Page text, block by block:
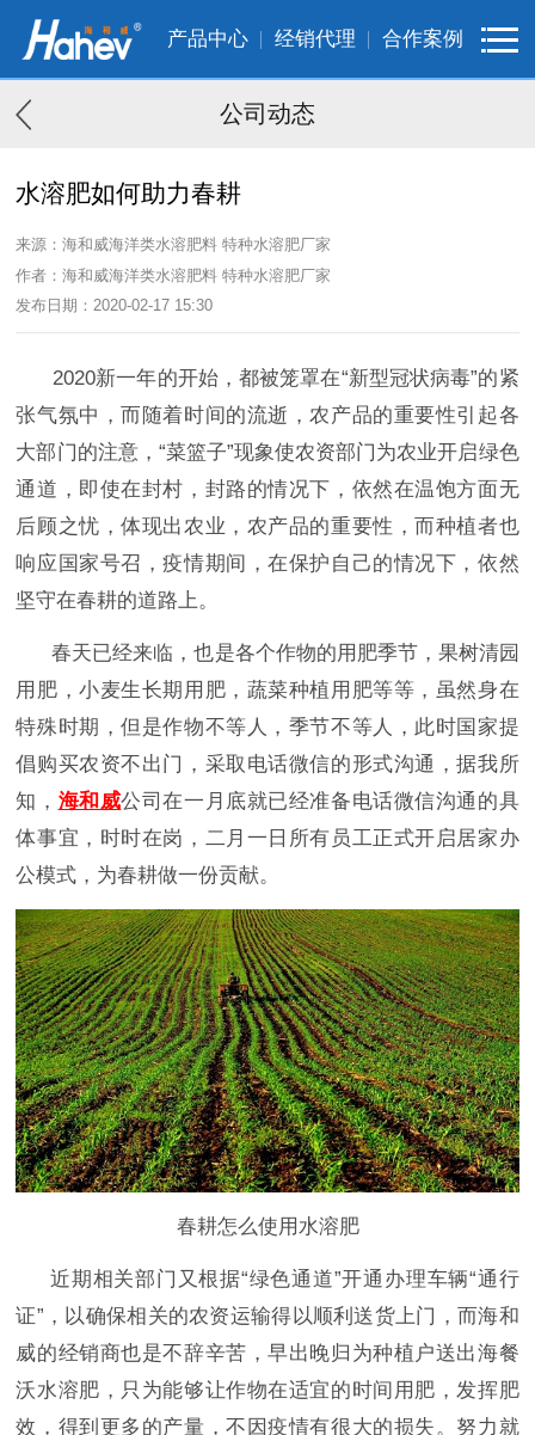
产品中心 经销代理 合作案例
公司动态
水溶肥如何助力春耕
来源：海和威海洋类水溶肥料 特种水溶肥厂家
作者：海和威海洋类水溶肥料 特种水溶肥厂家
发布日期：2020-02-17 15:30
2020新一年的开始，都被笼罩在“新型冠状病毒”的紧
张气氛中，而随着时间的流逝，农产品的重要性引起各
大部门的注意，“菜篮子”现象使农资部门为农业开启绿色
通道，即使在封村，封路的情况下，依然在温饱方面无
后顾之忧，体现出农业，农产品的重要性，而种植者也
响应国家号召，疫情期间，在保护自己的情况下，依然
坚守在春耕的道路上。
春天已经来临，也是各个作物的用肥季节，果树清园
用肥，小麦生长期用肥，蔬菜种植用肥等等，虽然身在
特殊时期，但是作物不等人，季节不等人，此时国家提
倡购买农资不出门，采取电话微信的形式沟通，据我所
知， 海和威公司在一月底就已经准备电话微信沟通的具
体事宜，时时在岗，二月一日所有员工正式开启居家办
公模式，为春耕做一份贡献。
春耕怎么使用水溶肥
近期相关部门又根据“绿色通道”开通办理车辆“通行
证”，以确保相关的农资运输得以顺利送货上门，而海和
威的经销商也是不辞辛苦，早出晚归为种植户送出海餐
沃水溶肥，只为能够让作物在适宜的时间用肥，发挥肥
效，得到更多的产量，不因疫情有很大的损失。努力就